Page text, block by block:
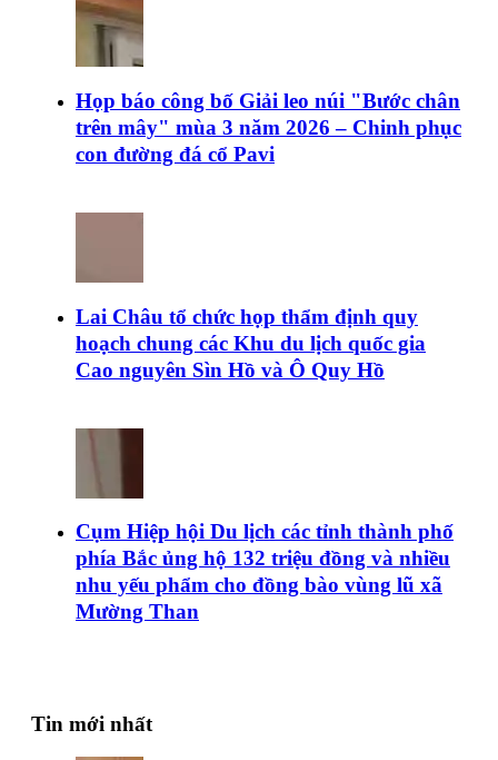
Họp báo công bố Giải leo núi "Bước chân
trên mây" mùa 3 năm 2026 – Chinh phục
con đường đá cổ Pavi
Lai Châu tổ chức họp thẩm định quy
hoạch chung các Khu du lịch quốc gia
Cao nguyên Sìn Hồ và Ô Quy Hồ
Cụm Hiệp hội Du lịch các tỉnh thành phố
phía Bắc ủng hộ 132 triệu đồng và nhiều
nhu yếu phẩm cho đồng bào vùng lũ xã
Mường Than
Tin mới nhất